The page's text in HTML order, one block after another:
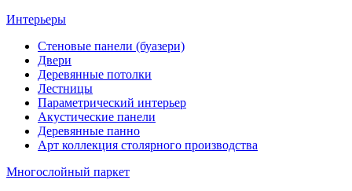
Интерьеры
Стеновые панели (буазери)
Двери
Деревянные потолки
Лестницы
Параметрический интерьер
Акустические панели
Деревянные панно
Арт коллекция столярного производства
Многослойный паркет